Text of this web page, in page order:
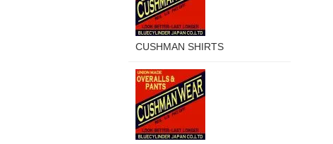
CUSHMAN SHIRTS